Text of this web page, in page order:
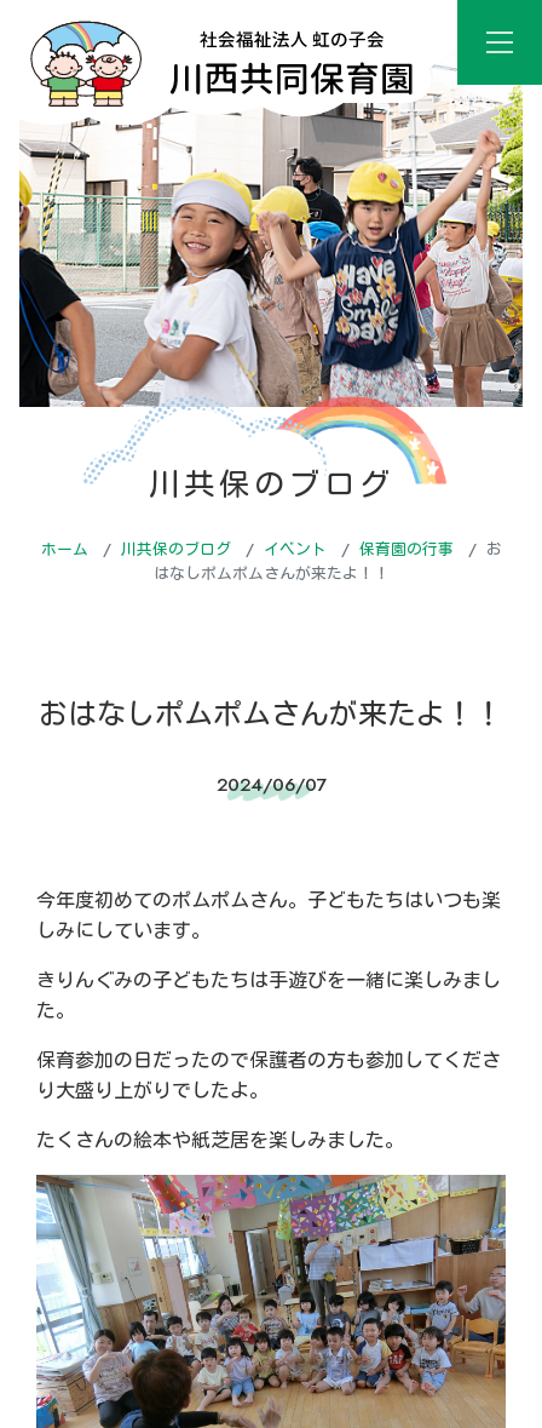
川共保のブログ
ホーム 川共保のブログ イベント 保育園の行事
お
はなしポムポムさんが来たよ！！
おはなしポムポムさんが来たよ！！
2024/06/07
今年度初めてのポムポムさん。子どもたちはいつも楽
しみにしています。
きりんぐみの子どもたちは手遊びを一緒に楽しみまし
た。
保育参加の日だったので保護者の方も参加してくださ
り大盛り上がりでしたよ。
たくさんの絵本や紙芝居を楽しみました。